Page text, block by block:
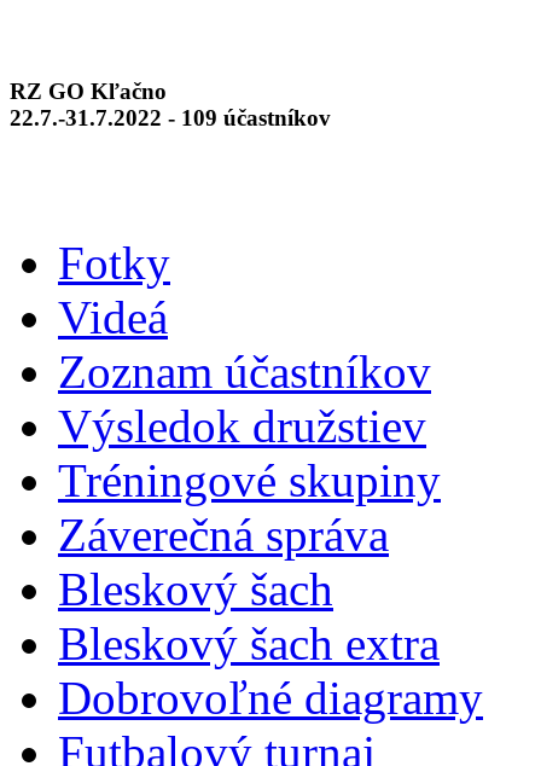
RZ GO Kľačno
22.7.-31.7.2022 - 109 účastníkov
Fotky
Videá
Zoznam účastníkov
Výsledok družstiev
Tréningové skupiny
Záverečná správa
Bleskový šach
Bleskový šach extra
Dobrovoľné diagramy
Futbalový turnaj